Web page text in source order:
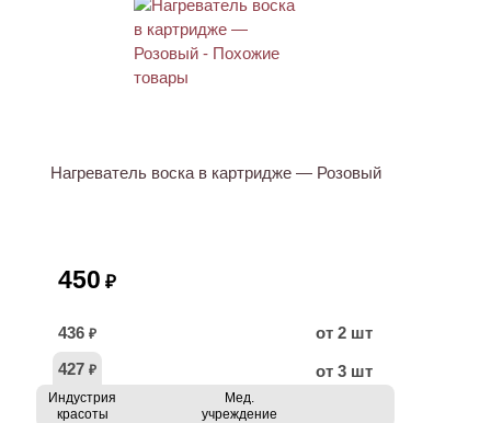
Нагреватель воска в картридже — Розовый
450 ₽
436 ₽
от 2 шт
427 ₽ от 3 шт
Индустрия
красоты
Мед.
учреждение